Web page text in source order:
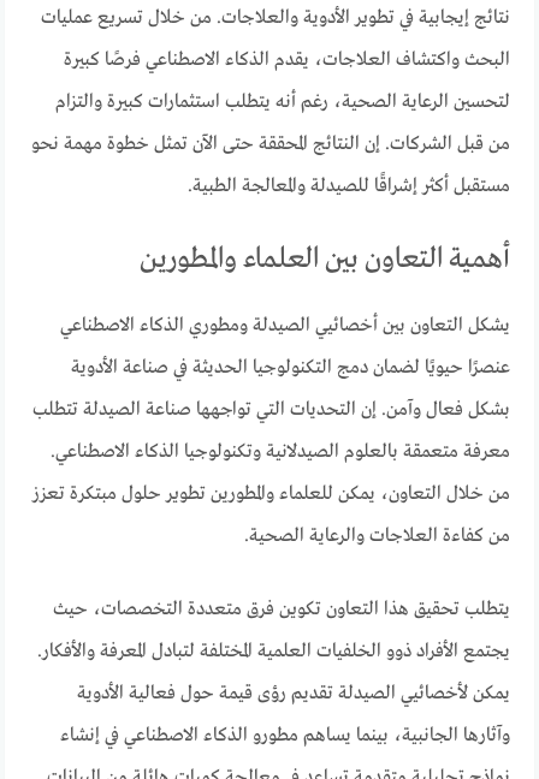
نتائج إيجابية في تطوير الأدوية والعلاجات. من خلال تسريع عمليات
البحث واكتشاف العلاجات، يقدم الذكاء الاصطناعي فرصًا كبيرة
لتحسين الرعاية الصحية، رغم أنه يتطلب استثمارات كبيرة والتزام
من قبل الشركات. إن النتائج المحققة حتى الآن تمثل خطوة مهمة نحو
مستقبل أكثر إشراقًا للصيدلة والمعالجة الطبية.
أهمية التعاون بين العلماء والمطورين
يشكل التعاون بين أخصائيي الصيدلة ومطوري الذكاء الاصطناعي
عنصرًا حيويًا لضمان دمج التكنولوجيا الحديثة في صناعة الأدوية
بشكل فعال وآمن. إن التحديات التي تواجهها صناعة الصيدلة تتطلب
معرفة متعمقة بالعلوم الصيدلانية وتكنولوجيا الذكاء الاصطناعي.
من خلال التعاون، يمكن للعلماء والمطورين تطوير حلول مبتكرة تعزز
من كفاءة العلاجات والرعاية الصحية.
يتطلب تحقيق هذا التعاون تكوين فرق متعددة التخصصات، حيث
يجتمع الأفراد ذوو الخلفيات العلمية المختلفة لتبادل المعرفة والأفكار.
يمكن لأخصائيي الصيدلة تقديم رؤى قيمة حول فعالية الأدوية
وآثارها الجانبية، بينما يساهم مطورو الذكاء الاصطناعي في إنشاء